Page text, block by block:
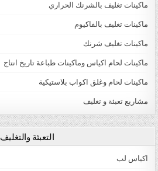
ماكينات تغليف بالشرنك الحراري
ماكينات تغليف بالفاكيوم
ماكينات تغليف شرنك
ماكينات لحام اكياس وماكينات طباعة تاريخ انتاج
ماكينات لحام وغلق اكواب بلاستيكية
مشاريع تعبئة و تغليف
التعبئة والتغليف
اكياس لب